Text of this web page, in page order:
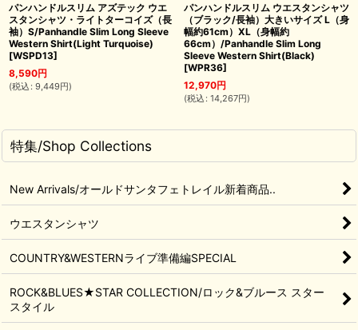
パンハンドルスリム アズテック ウエ
スタンシャツ・ライトターコイズ（長
袖）S/Panhandle Slim Long Sleeve
Western Shirt(Light Turquoise)
[WSPD13]
8,590円
(税込 : 9,449円)
パンハンドルスリム ウエスタンシャツ
（ブラック/長袖）大きいサイズ L（身
幅約61cm）XL（身幅約
66cm）/Panhandle Slim Long
Sleeve Western Shirt(Black)
[WPR36]
12,970円
(税込 : 14,267円)
特集/Shop Collections
New Arrivals/オールドサンタフェトレイル新着商品..
ウエスタンシャツ
COUNTRY&WESTERNライブ準備編SPECIAL
ROCK&BLUES★STAR COLLECTION/ロック&ブルース スター
スタイル